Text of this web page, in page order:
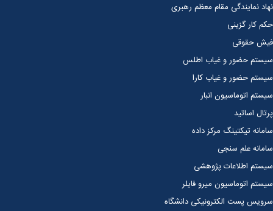
نهاد نمایندگی مقام معظم رهبری
حکم کار گزینی
فیش حقوقی
سیستم حضور و غیاب اطلس
سیستم حضور و غیاب کارا
سیستم اتوماسیون انبار
پرتال اساتید
سامانه تیکتینگ مرکز داده
سامانه علم سنجی
سیستم اطلاعات پژوهشی
سیستم اتوماسیون میرو فایلر
سرویس پست الکترونیکی دانشگاه